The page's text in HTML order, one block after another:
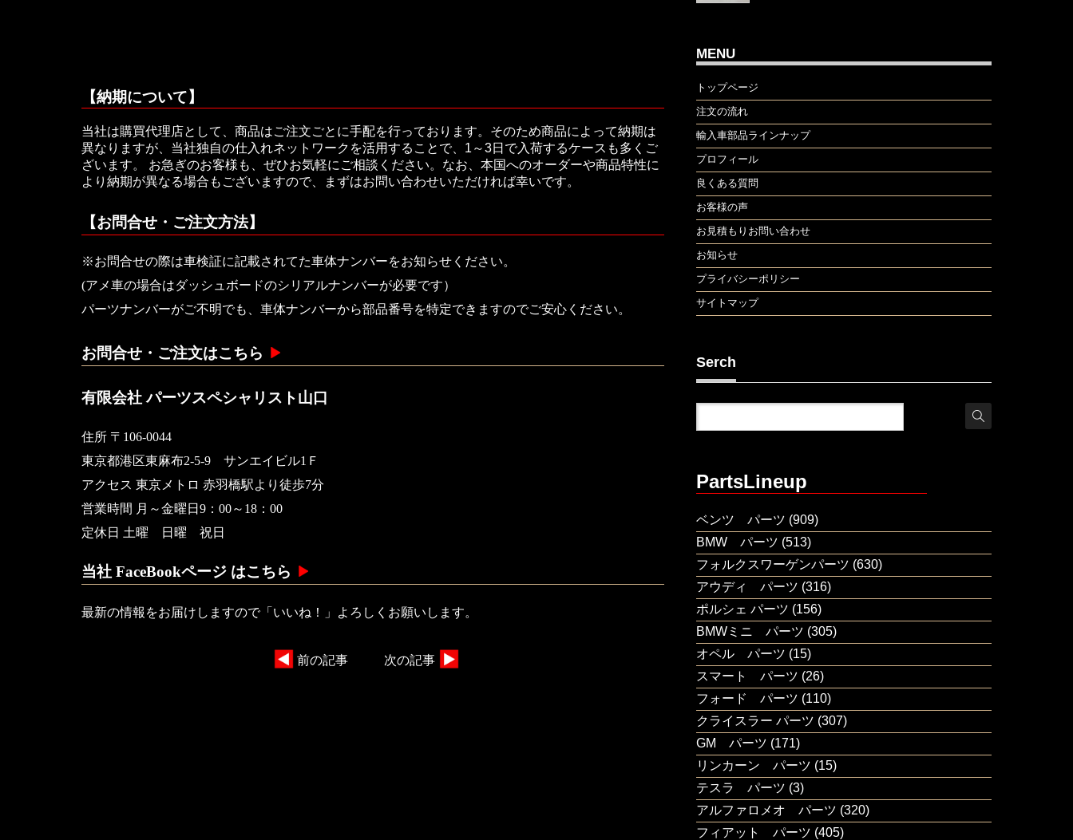
【納期について】
当社は購買代理店として、商品はご注文ごとに手配を行っております。そのため商品によって納期は
異なりますが、当社独自の仕入れネットワークを活用することで、1～3日で入荷するケースも多くご
ざいます。 お急ぎのお客様も、ぜひお気軽にご相談ください。なお、本国へのオーダーや商品特性に
より納期が異なる場合もございますので、まずはお問い合わせいただければ幸いです。
【お問合せ・ご注文方法】
※お問合せの際は車検証に記載されてた車体ナンバーをお知らせください。
(アメ車の場合はダッシュボードのシリアルナンバーが必要です）
パーツナンバーがご不明でも、車体ナンバーから部品番号を特定できますのでご安心ください。
お問合せ・ご注文はこちら
有限会社 パーツスペシャリスト山口
住所 〒106-0044
東京都港区東麻布2-5-9 サンエイビル1Ｆ
アクセス 東京メトロ 赤羽橋駅より徒歩7分
営業時間 月～金曜日9：00～18：00
定休日 土曜 日曜 祝日
当社 FaceBookページ はこちら
最新の情報をお届けしますので「いいね！」よろしくお願いします。
前の記事 次の記事
MENU
トップページ
注文の流れ
輸入車部品ラインナップ
プロフィール
良くある質問
お客様の声
お見積もりお問い合わせ
お知らせ
プライバシーポリシー
サイトマップ
Serch
PartsLineup
ベンツ パーツ (909)
BMW パーツ (513)
フォルクスワーゲンパーツ (630)
アウディ パーツ (316)
ポルシェ パーツ (156)
BMWミニ パーツ (305)
オペル パーツ (15)
スマート パーツ (26)
フォード パーツ (110)
クライスラー パーツ (307)
GM パーツ (171)
リンカーン パーツ (15)
テスラ パーツ (3)
アルファロメオ パーツ (320)
フィアット パーツ (405)